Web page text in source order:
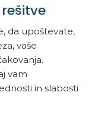
da upoštevate,
vaše
vam
in slabosti